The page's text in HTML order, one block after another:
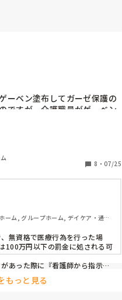
ーベン塗布してガーゼ保護の
ですが、介護職員がゲーベン
8 ・ 07/25
ーム, グループホーム, デイケア・通所
無資格で医療行為を行った場
100万円以下の罰金に処される可
あった際に『看護師から指示さ
ので話し合うべきでしょうね。
もっと見る